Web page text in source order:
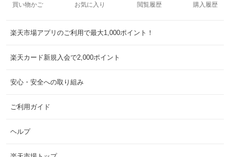
買い物かご お気に入り 閲覧履歴 購入履歴
楽天市場アプリのご利用で最大1,000ポイント！
楽天カード新規入会で2,000ポイント
安心・安全への取り組み
ご利用ガイド
ヘルプ